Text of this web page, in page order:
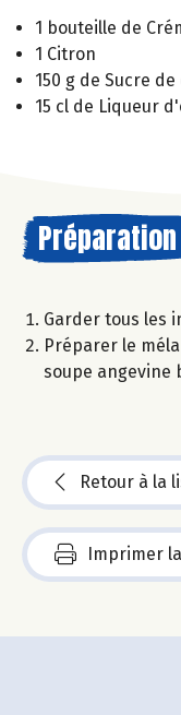
1 bouteille de
1 Citron
150 g de Sucre
15 cl de Liqueur
Préparation
Garder tous les
Préparer le
soupe angevine
Retour à la
Imprimer